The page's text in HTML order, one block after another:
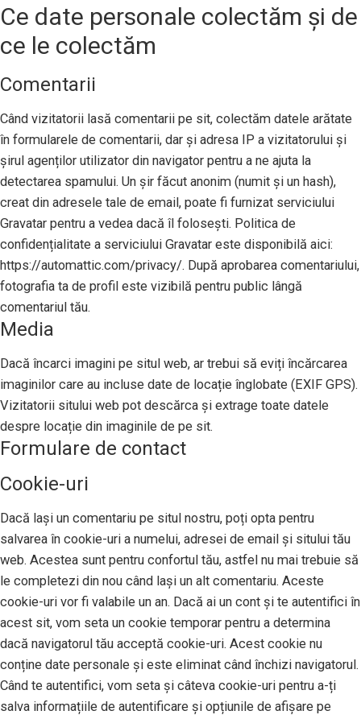
Ce date personale colectăm și de
ce le colectăm
Comentarii
Când vizitatorii lasă comentarii pe sit, colectăm datele arătate
în formularele de comentarii, dar și adresa IP a vizitatorului și
șirul agenților utilizator din navigator pentru a ne ajuta la
detectarea spamului. Un șir făcut anonim (numit și un hash),
creat din adresele tale de email, poate fi furnizat serviciului
Gravatar pentru a vedea dacă îl folosești. Politica de
confidențialitate a serviciului Gravatar este disponibilă aici:
https://automattic.com/privacy/. După aprobarea comentariului,
fotografia ta de profil este vizibilă pentru public lângă
comentariul tău.
Media
Dacă încarci imagini pe situl web, ar trebui să eviți încărcarea
imaginilor care au incluse date de locație înglobate (EXIF GPS).
Vizitatorii sitului web pot descărca și extrage toate datele
despre locație din imaginile de pe sit.
Formulare de contact
Cookie-uri
Dacă lași un comentariu pe situl nostru, poți opta pentru
salvarea în cookie-uri a numelui, adresei de email și sitului tău
web. Acestea sunt pentru confortul tău, astfel nu mai trebuie să
le completezi din nou când lași un alt comentariu. Aceste
cookie-uri vor fi valabile un an. Dacă ai un cont și te autentifici în
acest sit, vom seta un cookie temporar pentru a determina
dacă navigatorul tău acceptă cookie-uri. Acest cookie nu
conține date personale și este eliminat când închizi navigatorul.
Când te autentifici, vom seta și câteva cookie-uri pentru a-ți
salva informațiile de autentificare și opțiunile de afișare pe